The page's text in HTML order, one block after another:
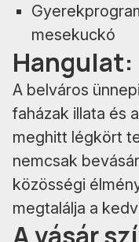
mesekuckó
Hangulat:
A belváros
faházak illata és
meghitt légkört
nemcsak
közösségi
megtalálja a